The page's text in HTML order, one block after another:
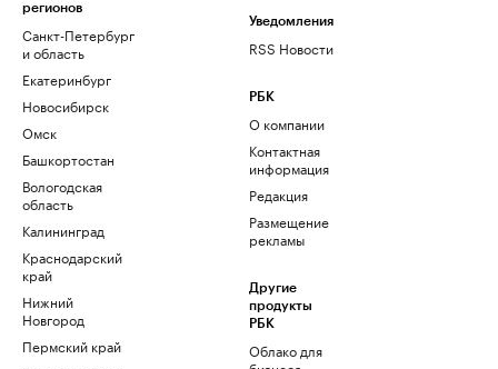
регионов
Санкт-Петербург
и область
Екатеринбург
Новосибирск
Омск
Башкортостан
Вологодская
область
Калининград
Краснодарский
край
Нижний
Новгород
Пермский край
Уведомления
RSS Новости
РБК
О компании
Контактная
информация
Редакция
Размещение
рекламы
Другие
продукты
РБК
Облако для